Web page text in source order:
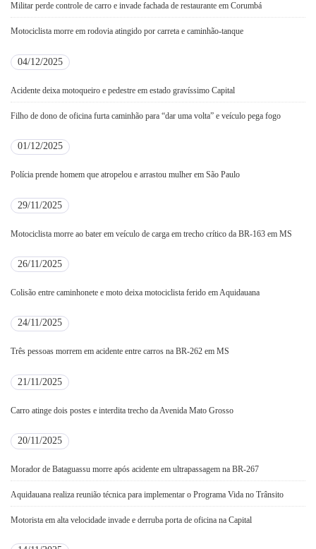
Militar perde controle de carro e invade fachada de restaurante em Corumbá
Motociclista morre em rodovia atingido por carreta e caminhão-tanque
04/12/2025
Acidente deixa motoqueiro e pedestre em estado gravíssimo Capital
Filho de dono de oficina furta caminhão para “dar uma volta” e veículo pega fogo
01/12/2025
Polícia prende homem que atropelou e arrastou mulher em São Paulo
29/11/2025
Motociclista morre ao bater em veículo de carga em trecho crítico da BR-163 em MS
26/11/2025
Colisão entre caminhonete e moto deixa motociclista ferido em Aquidauana
24/11/2025
Três pessoas morrem em acidente entre carros na BR-262 em MS
21/11/2025
Carro atinge dois postes e interdita trecho da Avenida Mato Grosso
20/11/2025
Morador de Bataguassu morre após acidente em ultrapassagem na BR-267
Aquidauana realiza reunião técnica para implementar o Programa Vida no Trânsito
Motorista em alta velocidade invade e derruba porta de oficina na Capital